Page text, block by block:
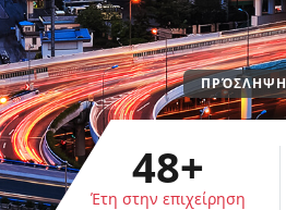
ΠΡΌΣΛΗΨΗ
48+
Έτη στην επιχείρηση